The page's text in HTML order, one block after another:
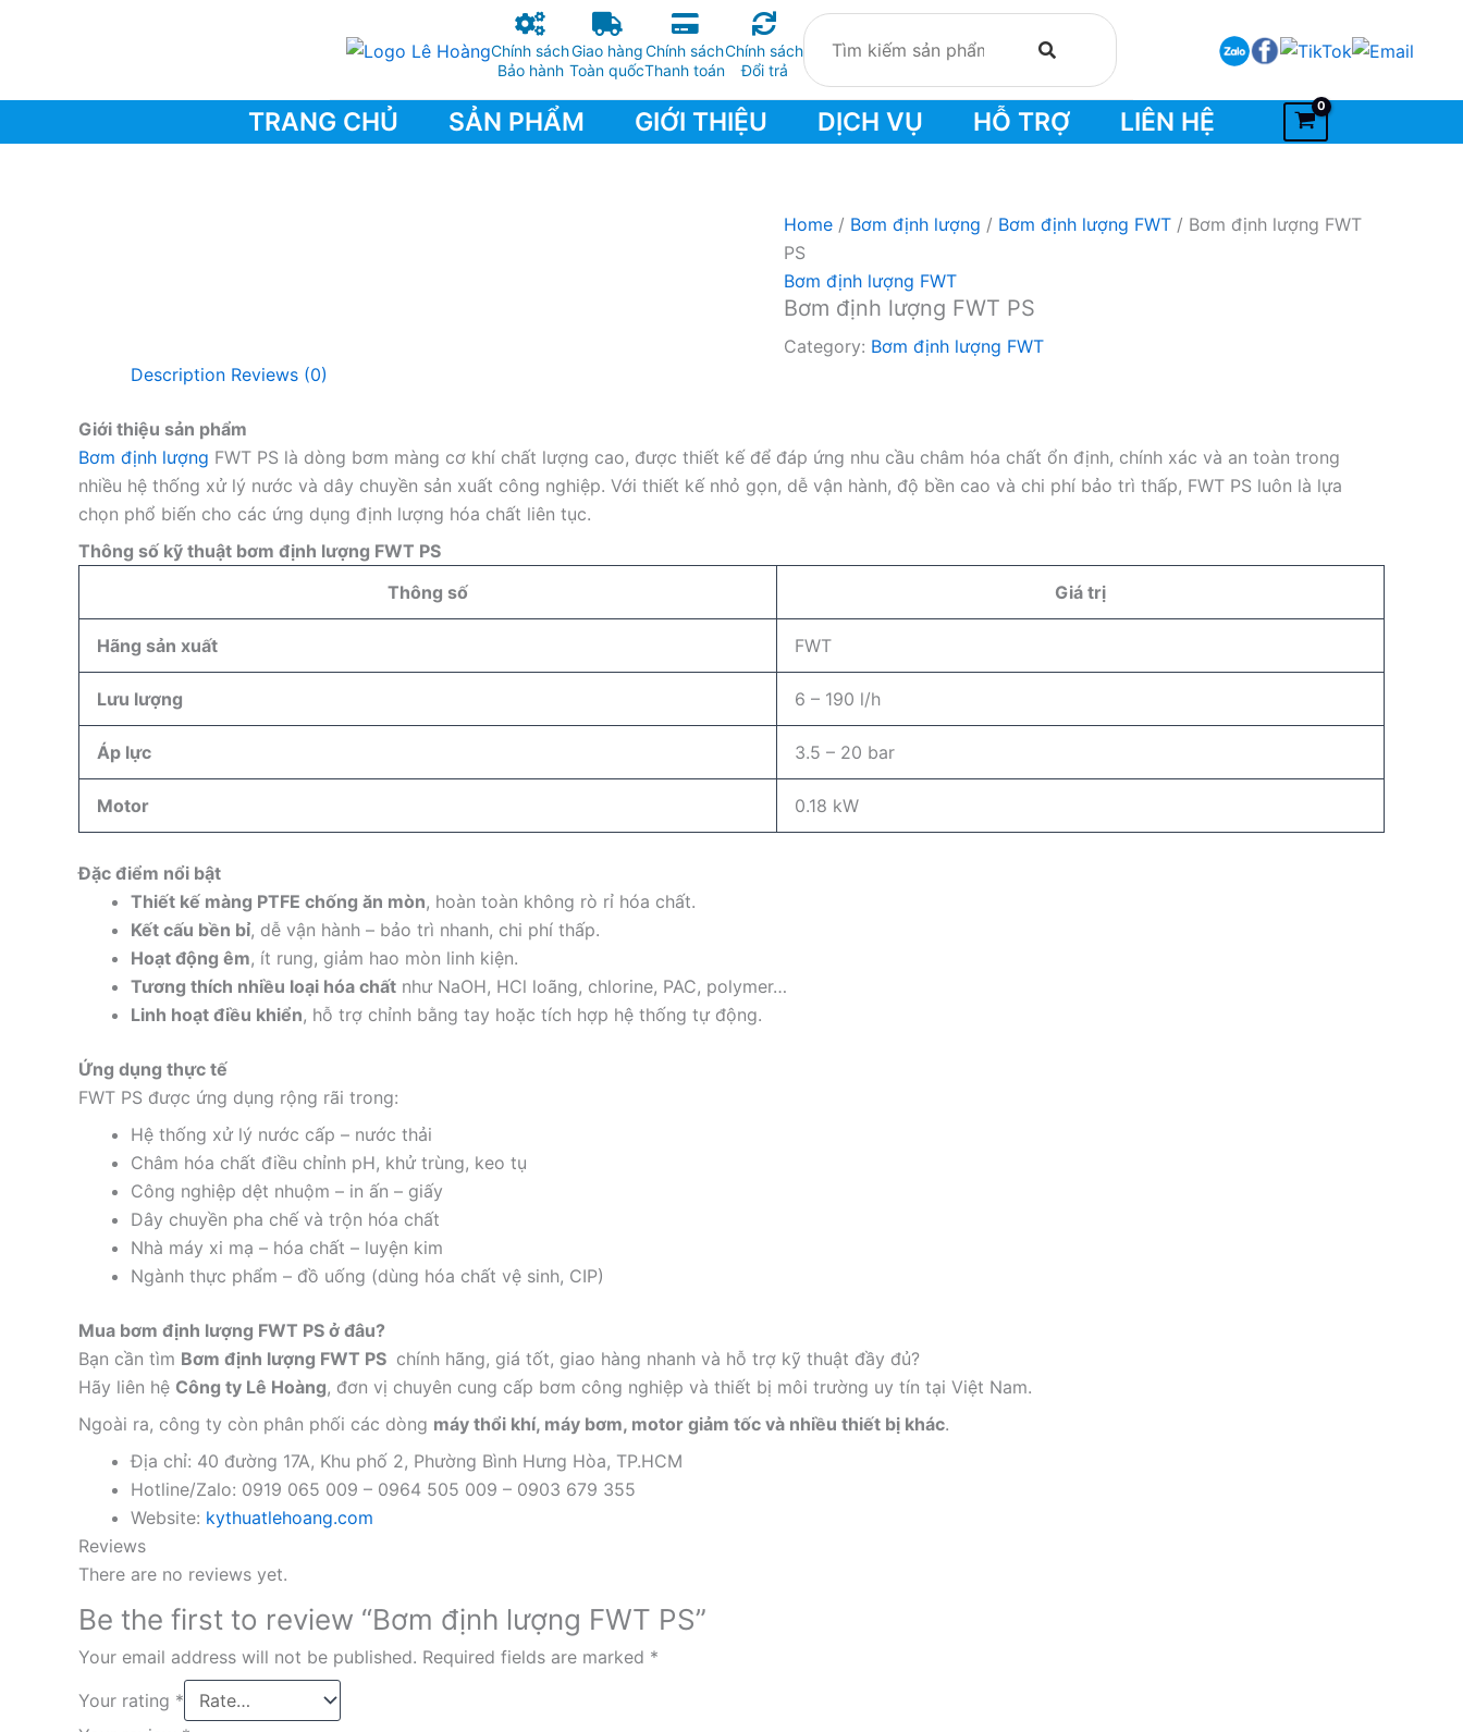
Chính sách
Bảo hành
Giao hàng
Toàn quốc
Chính sách
Thanh toán
Chính sách
Đổi trả
TRANG CHỦ SẢN PHẨM GIỚI THIỆU DỊCH VỤ HỖ TRỢ LIÊN HỆ
Home / Bơm định lượng / Bơm định lượng FWT / Bơm định lượng FWT
PS
Bơm định lượng FWT
Bơm định lượng FWT PS
Category: Bơm định lượng FWT
Description Reviews (0)
Giới thiệu sản phẩm
Bơm định lượng FWT PS là dòng bơm màng cơ khí chất lượng cao, được thiết kế để đáp ứng nhu cầu châm hóa chất ổn định, chính xác và an toàn trong
nhiều hệ thống xử lý nước và dây chuyền sản xuất công nghiệp. Với thiết kế nhỏ gọn, dễ vận hành, độ bền cao và chi phí bảo trì thấp, FWT PS luôn là lựa
chọn phổ biến cho các ứng dụng định lượng hóa chất liên tục.
Thông số kỹ thuật bơm định lượng FWT PS
Thông số
Giá trị
Hãng sản xuất FWT
Lưu lượng 6 – 190 l/h
Áp lực 3.5 – 20 bar
Motor 0.18 kW
Đặc điểm nổi bật
Thiết kế màng PTFE chống ăn mòn, hoàn toàn không rò rỉ hóa chất.
Kết cấu bền bỉ, dễ vận hành – bảo trì nhanh, chi phí thấp.
Hoạt động êm, ít rung, giảm hao mòn linh kiện.
Tương thích nhiều loại hóa chất như NaOH, HCl loãng, chlorine, PAC, polymer…
Linh hoạt điều khiển, hỗ trợ chỉnh bằng tay hoặc tích hợp hệ thống tự động.
Ứng dụng thực tế
FWT PS được ứng dụng rộng rãi trong:
Hệ thống xử lý nước cấp – nước thải
Châm hóa chất điều chỉnh pH, khử trùng, keo tụ
Công nghiệp dệt nhuộm – in ấn – giấy
Dây chuyền pha chế và trộn hóa chất
Nhà máy xi mạ – hóa chất – luyện kim
Ngành thực phẩm – đồ uống (dùng hóa chất vệ sinh, CIP)
Mua bơm định lượng FWT PS ở đâu?
Bạn cần tìm Bơm định lượng FWT PS chính hãng, giá tốt, giao hàng nhanh và hỗ trợ kỹ thuật đầy đủ?
Hãy liên hệ Công ty Lê Hoàng, đơn vị chuyên cung cấp bơm công nghiệp và thiết bị môi trường uy tín tại Việt Nam.
Ngoài ra, công ty còn phân phối các dòng máy thổi khí, máy bơm, motor giảm tốc và nhiều thiết bị khác.
Địa chỉ: 40 đường 17A, Khu phố 2, Phường Bình Hưng Hòa, TP.HCM
Hotline/Zalo: 0919 065 009 – 0964 505 009 – 0903 679 355
Website: kythuatlehoang.com
Reviews
There are no reviews yet.
Be the first to review “Bơm định lượng FWT PS”
Your email address will not be published. Required fields are marked *
Your rating *